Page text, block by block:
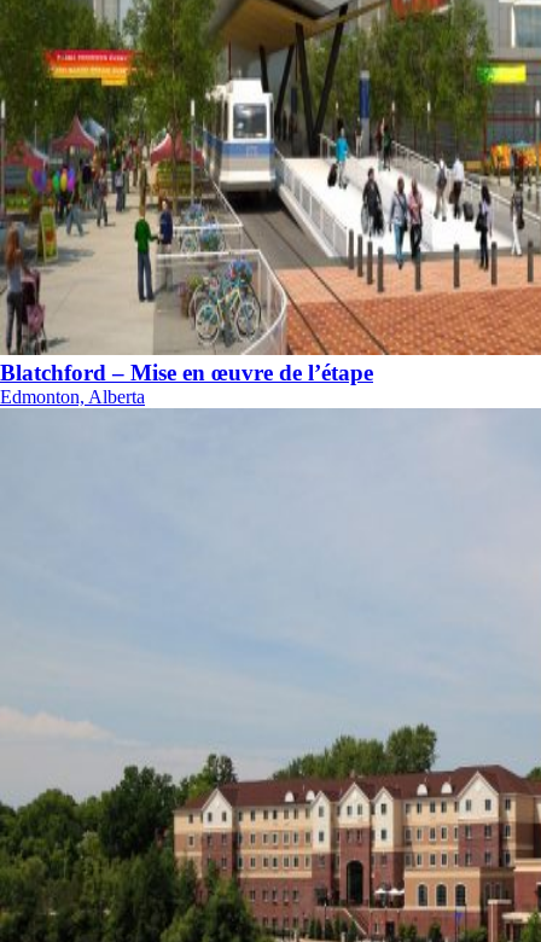
Blatchford – Mise en œuvre de l’étape
Edmonton, Alberta